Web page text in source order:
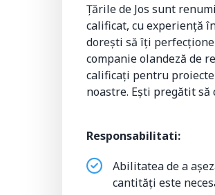
Țările de Jos sunt
calificat, cu experiență
dorești să îți
companie olandeză de
calificați pentru
noastre. Ești pregătit
Responsabilitati:
Abilitatea de a
cantități este